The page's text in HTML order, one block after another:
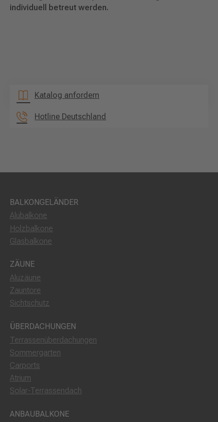
individuell betreut werden.
Katalog anfordern
Hotline Deutschland
BALKONGELÄNDER
Alubalkone
Holzbalkone
Glasbalkone
ZÄUNE
Aluzäune
Zauntore
Sichtschutz
ÜBERDACHUNGEN
Terrassenüberdachungen
Sommergarten
Carports
Atrium
Solar-Terrassendach
ANBAUBALKONE